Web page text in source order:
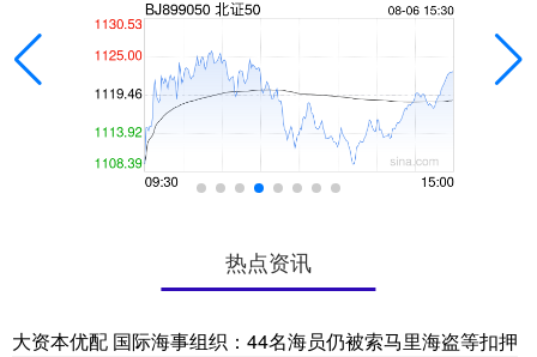
热点资讯
大资本优配 国际海事组织：44名海员仍被索马里海盗等扣押